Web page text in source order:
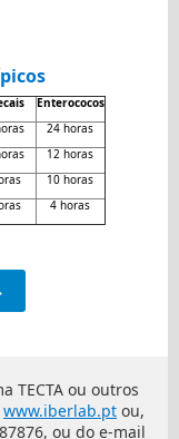
Enterococos
24 horas
12 horas
10 horas
4 horas
TECTA ou outros
www.iberlab.pt ou,
ou do e-mail